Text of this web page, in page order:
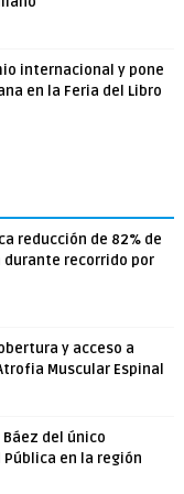
internacional y pone
en la Feria del Libro
reducción de 82% de
durante recorrido por
y acceso a
Muscular Espinal
Báez del único
en la región